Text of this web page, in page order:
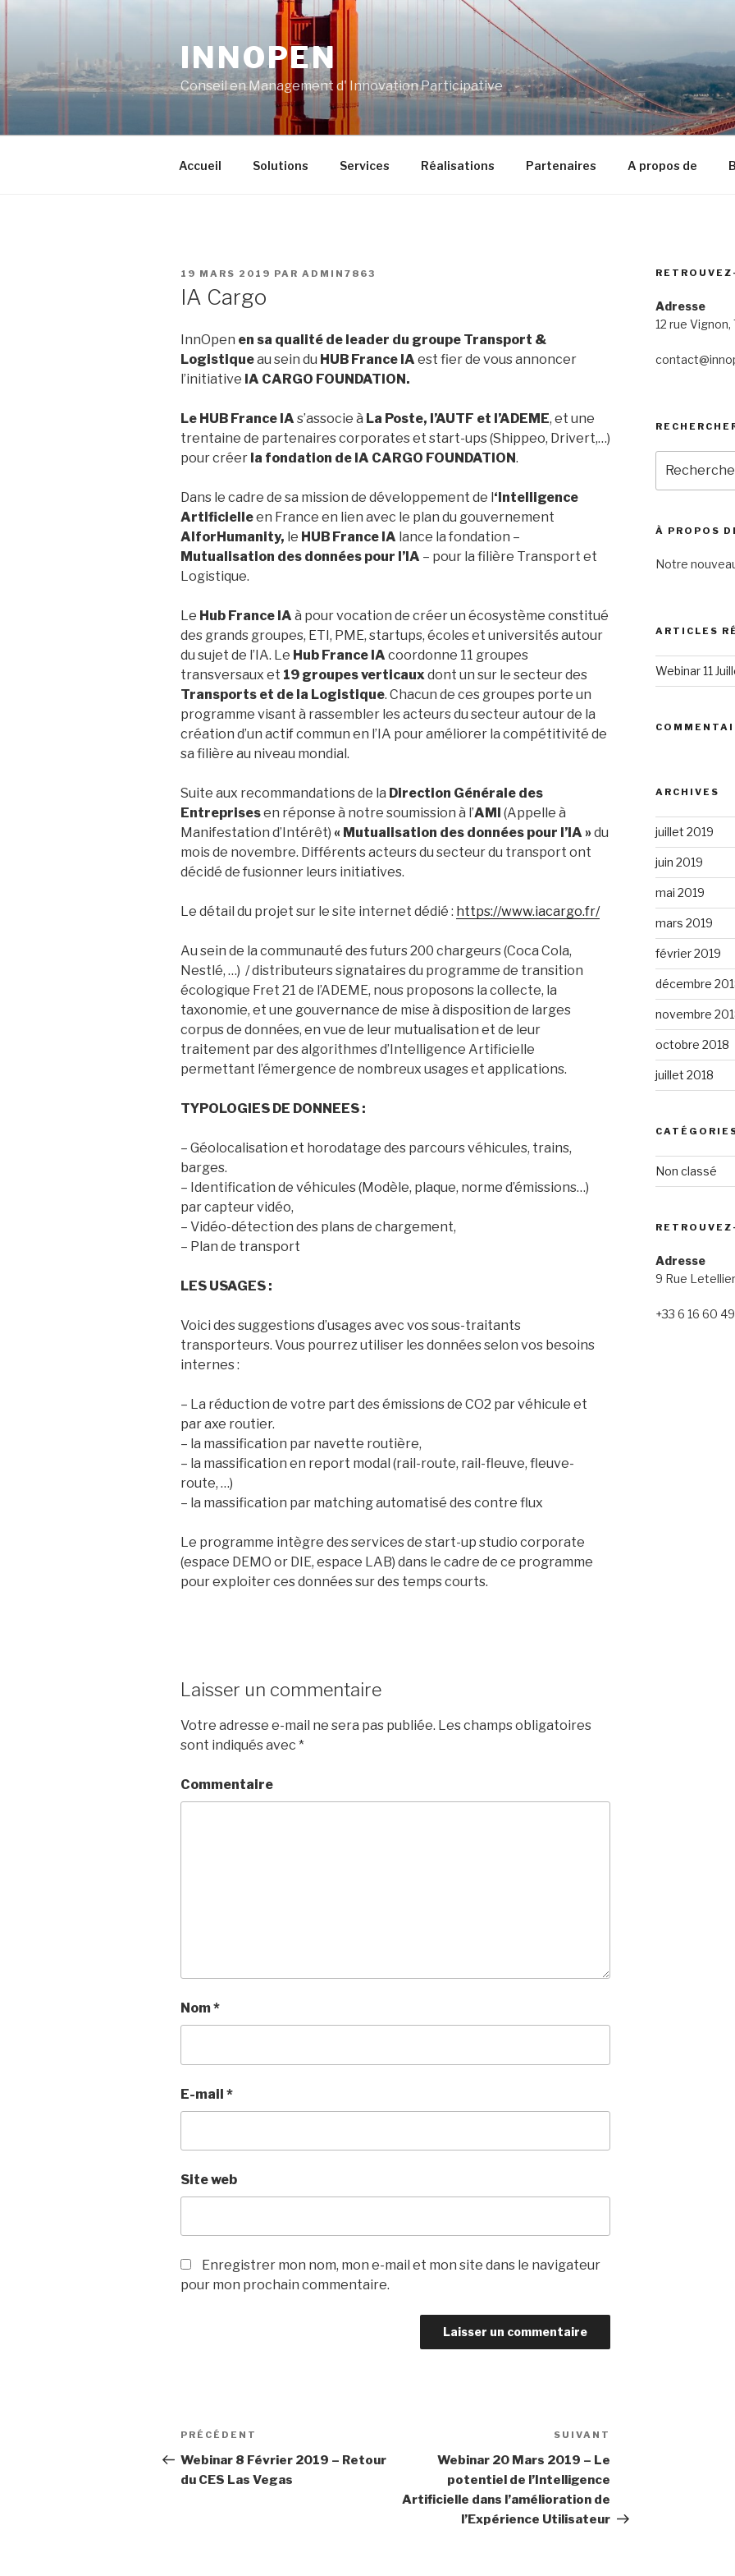
Aller
principal
INNOPEN
Conseil en Management d' Innovation Participative
Accueil Solutions Services Réalisations Partenaires A propos de
PUBLIÉ
LE
19 MARS 2019 PAR ADMIN7863
IA Cargo
InnOpen en sa qualité de leader du groupe Transport &
Logistiqueau sein du HUB France IA est fier de vous annoncer
l’initiative IA CARGO FOUNDATION.
Le HUB France IA s’associe à La Poste, l’AUTF et l’ADEME, et une
trentaine de partenaires corporates et start-ups (Shippeo, Drivert,…)
pour créer la fondation de IA CARGO FOUNDATION.
Dans le cadre de sa mission de développement de l ‘Intelligence
Artificielleen France en lien avec le plan du gouvernement
AIforHumanity, le HUB France IA lance la fondation –
Mutualisation des données pour l’IA – pour la filière Transport et
Logistique.
Le Hub France IA à pour vocation de créer un écosystème constitué
des grands groupes, ETI, PME, startups, écoles et universités autour
du sujet de l’IA. Le Hub France IA coordonne 11 groupes
transversaux et 19 groupes verticauxdont un sur le secteur des
Transports et de la Logistique. Chacun de ces groupes porte un
programme visant à rassembler les acteurs du secteur autour de la
création d’un actif commun en l’IA pour améliorer la compétitivité de
sa filière au niveau mondial.
Suite aux recommandations de la Direction Générale des
Entreprisesen réponse à notre soumission à l’AMI (Appelle à
Manifestation d’Intérêt) « Mutualisation des données pour l’IA »du
mois de novembre. Différents acteurs du secteur du transport ont
décidé de fusionner leurs initiatives.
Le détail du projet sur le site internet dédié : https://www.iacargo.fr/
Au sein de la communauté des futurs 200 chargeurs (Coca Cola,
Nestlé, …) / distributeurs signataires du programme de transition
écologique Fret 21 de l’ADEME, nous proposons la collecte, la
taxonomie, et une gouvernance de mise à disposition de larges
corpus de données, en vue de leur mutualisation et de leur
traitement par des algorithmes d’Intelligence Artificielle
permettant l’émergence de nombreux usages et applications.
TYPOLOGIES DE DONNEES :
– Géolocalisation et horodatage des parcours véhicules, trains,
barges.
– Identification de véhicules (Modèle, plaque, norme d’émissions…)
par capteur vidéo,
– Vidéo-détection des plans de chargement,
– Plan de transport
LES USAGES :
Voici des suggestions d’usages avec vos sous-traitants
transporteurs. Vous pourrez utiliser les données selon vos besoins
internes :
– La réduction de votre part des émissions de CO2 par véhicule et
par axe routier.
– la massification par navette routière,
– la massification en report modal (rail-route, rail-fleuve, fleuve-
route, …)
– la massification par matching automatisé des contre flux
Le programme intègre des services de start-up studio corporate
(espace DEMO or DIE, espace LAB) dans le cadre de ce programme
pour exploiter ces données sur des temps courts.
Laisser un commentaire
Votre adresse e-mail ne sera pas publiée. Les champs obligatoires
sont indiqués avec *
Commentaire
Nom*
E-mail *
Site web
Enregistrer mon nom, mon e-mail et mon site dans le navigateur
pour mon prochain commentaire.
Navigation
de
l’article
Article
précédent
PRÉCÉDENT
Webinar 8 Février 2019 – Retour
du CES Las Vegas
SUIVANT
Webinar 20 Mars 2019 – Le
potentiel de l’Intelligence
Artificielle dans l’amélioration de
l’Expérience Utilisateur
Adresse
12 rue
pour
À PROPOS
Notre
ARTICLES
Webinar 11
ARCHIVES
juillet 2019
juin 2019
mai 2019
mars 2019
février 2019
décembre
novembre
octobre 2018
juillet 2018
Non classé
Adresse
9 Rue
+33 6 16 60